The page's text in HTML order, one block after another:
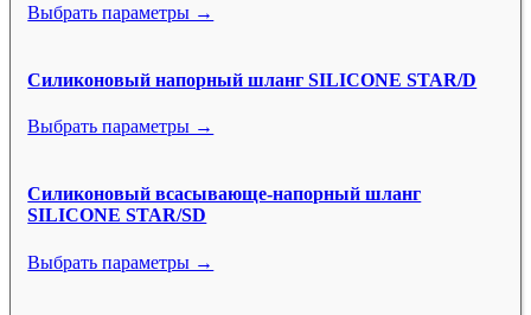
Выбрать параметры →
Силиконовый напорный шланг SILICONE STAR/D
Выбрать параметры →
Силиконовый всасывающе-напорный шланг
SILICONE STAR/SD
Выбрать параметры →